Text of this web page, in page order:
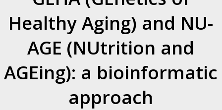
Healthy Aging) and NU-
AGE (NUtrition and
AGEing): a bioinformatic
approach